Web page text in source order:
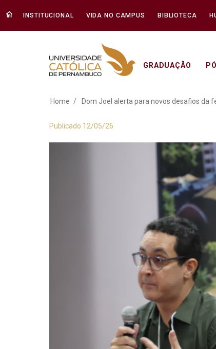
INSTITUCIONAL VIDA NO CAMPUS BIBLIOTECA
GRADUAÇÃO
Dom Joel alerta
Home Dom Joel alerta para novos desafios da
Publicado 12/05/26